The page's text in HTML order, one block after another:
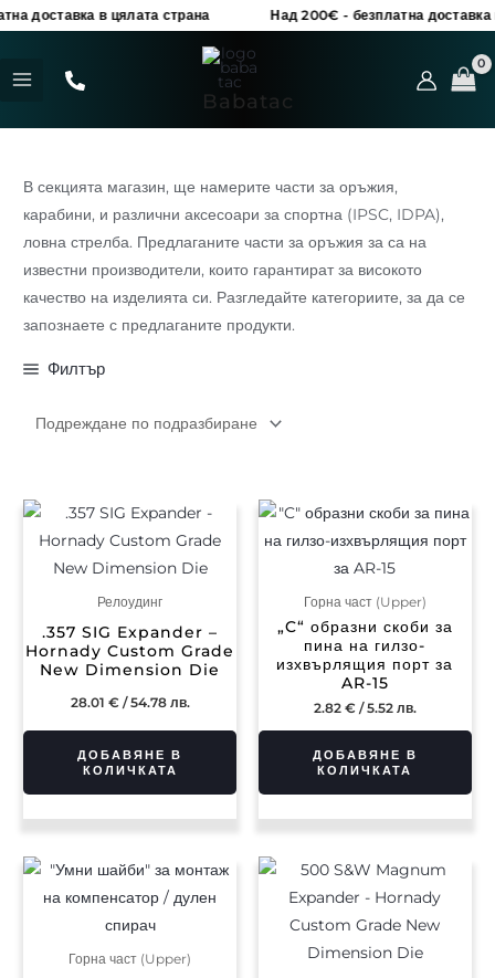
в цялата страна Над 200€ - безплатна доставка в
Skip
MENU
Babatac
В секцията магазин, ще намерите части за оръжия,
карабини, и различни аксесоари за спортна (IPSC, IDPA),
ловна стрелба. Предлаганите части за оръжия за са на
известни производители, които гарантират за високото
качество на изделията си. Разгледайте категориите, за да се
запознаете с предлаганите продукти.
Филтър
Релоудинг
.357 SIG Expander –
Hornady Custom Grade
New Dimension Die
28.01 €/ 54.78 лв.
ДОБАВЯНЕ В
КОЛИЧКАТА
Горна част (Upper)
„C“ образни скоби за
пина на гилзо-
изхвърлящия порт за
AR-15
2.82 €/ 5.52 лв.
ДОБАВЯНЕ В
КОЛИЧКАТА
Горна част (Upper)